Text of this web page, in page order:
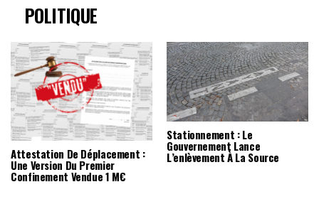
POLITIQUE
Attestation De Déplacement :
Une Version Du Premier
Confinement Vendue 1 M€
Stationnement : Le
Gouvernement Lance
L’enlèvement À La Source